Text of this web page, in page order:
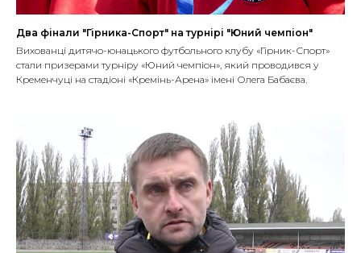
Два фінали "Гірника-Спорт" на турнірі "Юний чемпіон"
Вихованці дитячо-юнацького футбольного клубу «Гірник-Спорт»
стали призерами турніру «Юний чемпіон», який проводився у
Кременчуці на стадіоні «Кремінь-Арена» імені Олега Бабаєва.